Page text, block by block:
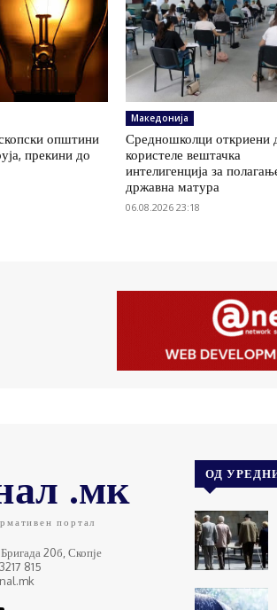
општини
прекини до
Македонија
Средношколци откриени
користеле вештачка
интелигенција за
државна матура
06.08.2026 23:18
.мк
портал
20б, Скопје
815
ОД